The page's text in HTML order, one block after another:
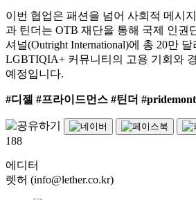
이번 협업은 패션을 넘어 사회적 메시
과 틴더는 OTB 재단을 통해 국제 인권
셔널(Outright International)에 총 20만
LGBTIQIA+ 커뮤니티의 고용 기회와
예정입니다.
#디젤 #프라이드먼스 #틴더
188
에디터
렛허 (info@lether.co.kr)